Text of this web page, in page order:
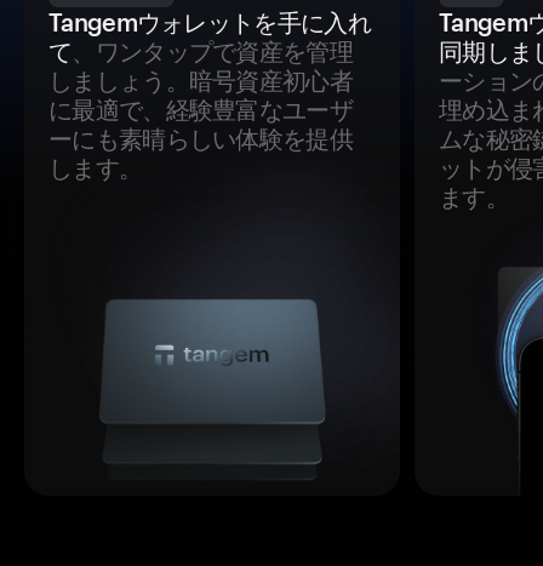
Tangemウォレットを手に入れ
て、ワンタップで資産を管理
しましょう。暗号資産初心者
に最適で、経験豊富なユーザ
ーにも素晴らしい体験を提供
します。
Tangem
同期しま
ーション
埋め込ま
ムな秘密
ットが侵
ます。